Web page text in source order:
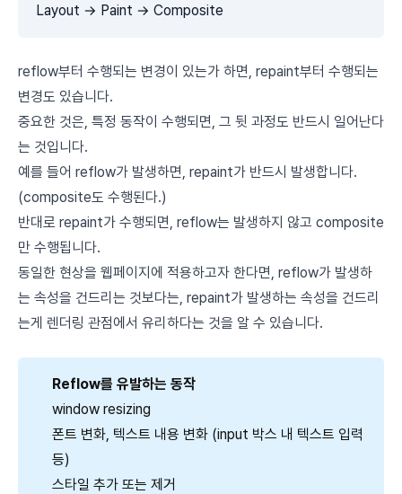
Layout → Paint → Composite
reflow부터 수행되는 변경이 있는가 하면, repaint부터 수행되는
변경도 있습니다.
중요한 것은, 특정 동작이 수행되면, 그 뒷 과정도 반드시 일어난다
는 것입니다.
예를 들어 reflow가 발생하면, repaint가 반드시 발생합니다.
(composite도 수행된다.)
반대로 repaint가 수행되면, reflow는 발생하지 않고 composite
만 수행됩니다.
동일한 현상을 웹페이지에 적용하고자 한다면, reflow가 발생하
는 속성을 건드리는 것보다는, repaint가 발생하는 속성을 건드리
는게 렌더링 관점에서 유리하다는 것을 알 수 있습니다.
Reflow를 유발하는 동작
window resizing
폰트 변화, 텍스트 내용 변화 (input 박스 내 텍스트 입력
등)
스타일 추가 또는 제거